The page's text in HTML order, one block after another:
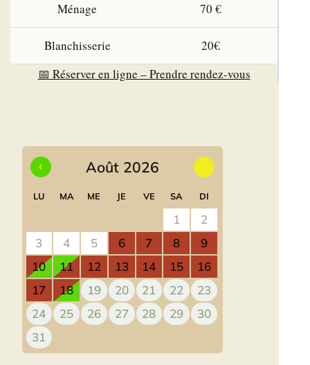
Ménage 70 €
Blanchisserie
20€
📅 Réserver en ligne – Prendre rendez-vous
‹ Août 2026
LU MA ME JE VE SA DI
1
2
3
4 5 6 7 8
9
10
11 12 13 14 15
16
17
18 19 20 21 22
23
24
25 26 27 28 29
30
31